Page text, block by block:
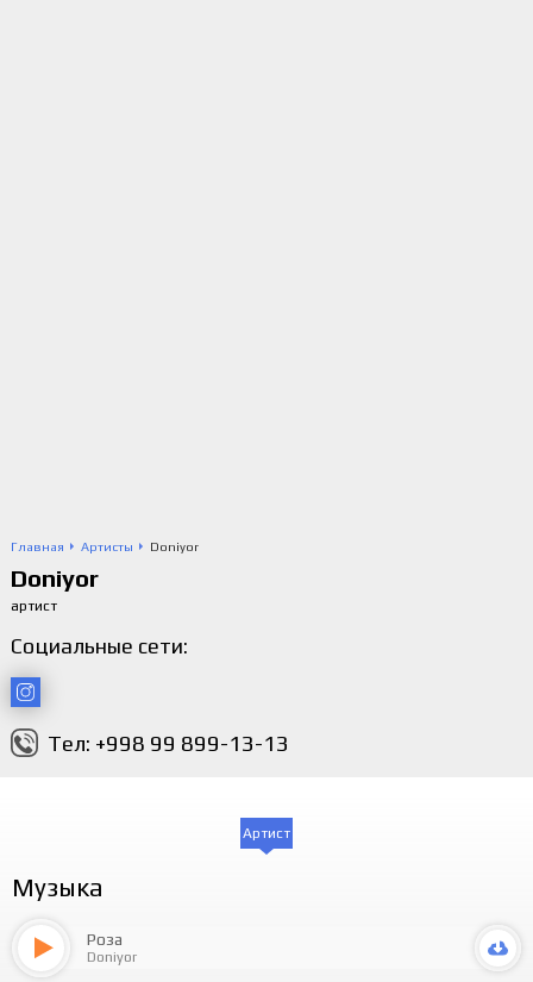
Главная Артисты Doniyor
Doniyor
артист
Социальные сети:
Тел: +998 99 899-13-13
Артист
Музыка
Роза
Doniyor